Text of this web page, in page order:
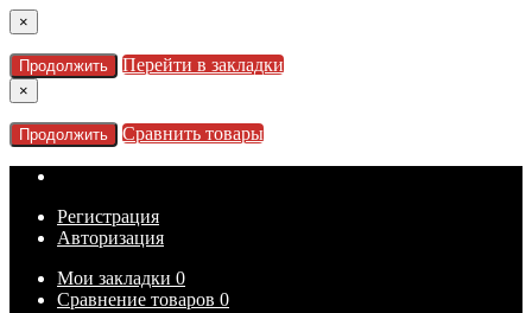
×
Продолжить Перейти в закладки
×
Продолжить Сравнить товары
Регистрация
Авторизация
Мои закладки 0
Сравнение товаров 0